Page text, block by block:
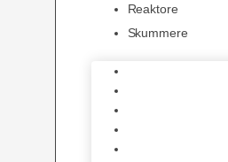
Reaktore
Skummere